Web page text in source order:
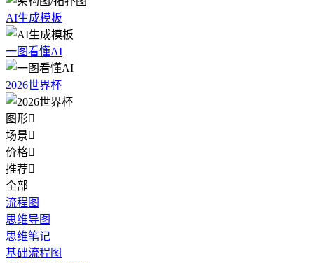
AI生成模板
一图看懂AI
2026世界杯
图形
场景
价格
推荐
全部
流程图
思维导图
思维笔记
基础流程图